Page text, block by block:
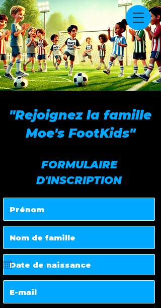
"Rejoignez la famille
Moe's FootKids"
FORMULAIRE
D'INSCRIPTION